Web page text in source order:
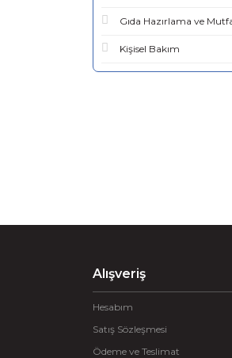
Gıda Hazırlama ve
Kişisel Bakım
Alışveriş
Hesabım
Satış Sözleşmesi
Ödeme ve Teslimat